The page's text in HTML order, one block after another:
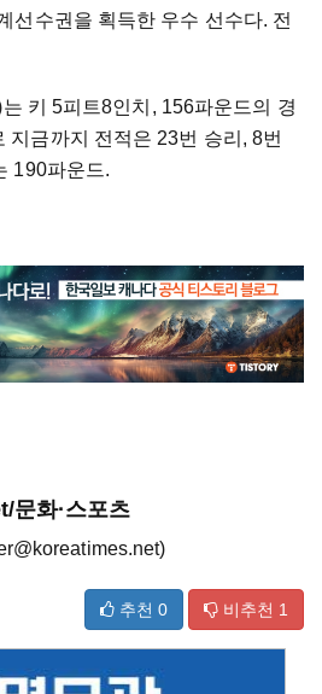
선수권을 획득한 우수 선수다. 전
키 5피트8인치, 156파운드의 경
지금까지 전적은 23번 승리, 8번
190파운드.
화·스포츠
추천 0 비추천 1